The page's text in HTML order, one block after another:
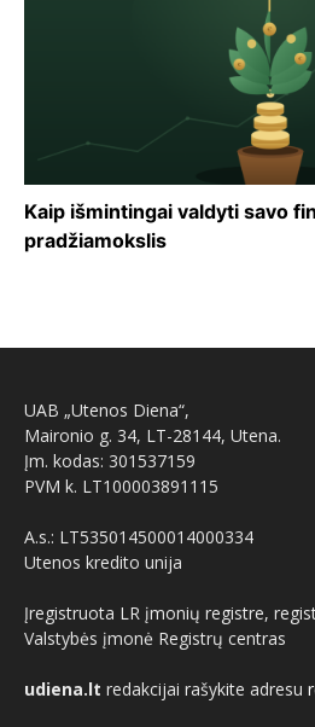
Kaip išmintingai valdyti savo
pradžiamokslis
UAB „Utenos Diena“,
Maironio g. 34, LT-28144, Utena.
Įm. kodas: 301537159
PVM k. LT100003891115
A.s.: LT535014500014000334
Utenos kredito unija
Įregistruota LR įmonių registre,
Valstybės įmonė Registrų centras
udiena.lt redakcijai rašykite adresu